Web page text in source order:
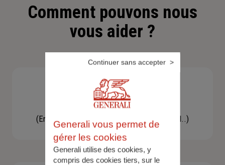
Comment pouvons nous
vous aider ?
Besoin d'une assistance
(En cas d'accident, bris de glace, un conseil..)
Generali vous permet de
gérer les cookies
Generali utilise des cookies, y
compris des cookies tiers, sur le
Continuer sans accepter